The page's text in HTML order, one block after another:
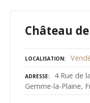
Château
LOCALISATION
ADRESSE
4 Rue de
Gemme-la-Plaine,